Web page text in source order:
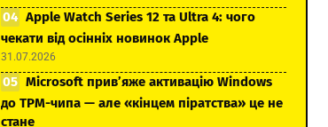
Apple Watch Series 12 та Ultra 4: чого
чекати від осінніх новинок Apple
31.07.2026
Microsoft прив’яже активацію Windows
до TPM-чипа — але «кінцем піратства» це не
стане